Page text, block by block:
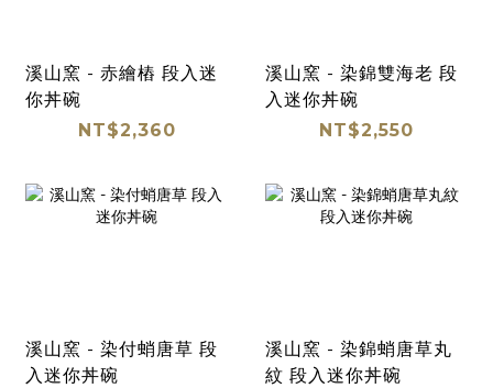
溪山窯 - 赤繪樁 段入迷
你丼碗
NT$2,360
溪山窯 - 染錦雙海老 段
入迷你丼碗
NT$2,550
溪山窯 - 染付蛸唐草 段
入迷你丼碗
溪山窯 - 染錦蛸唐草丸
紋 段入迷你丼碗